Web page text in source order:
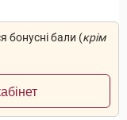
бонусні бали (крім